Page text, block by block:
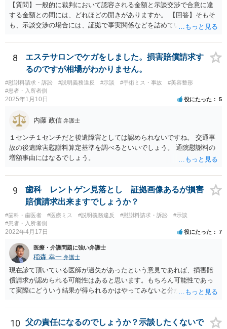
【質問】一般的に裁判において認容される金額と示談交渉で合意に達
する金額との間には、どれほどの開きがありますか。 【回答】そもそ
も、示談交渉の場合には、証拠で事実関係などを詰めていないことが
程度にはなると思います。
8
エステサロンでケガをしました。損害賠償請求す
るのですが相場がわかりません。
#慰謝料請求・訴訟 #説明義務違反 #示談 #手術ミス・事故
#美容整形
#患者・入所者側
2025年1月10日 役にたった 5
内藤 政信 弁護士
１センチ１センチだと後遺障害としては認められないですね。 交通事
故の後遺障害慰謝料算定基準を調べるといいでしょう。 通院慰謝料の
増額事由にはなるでしょう。
9
歯科 レントゲン見落とし 証拠画像あるが損害
賠償請求出来ますでしょうか？
#歯科・歯医者 #医療ミス #説明義務違反 #慰謝料請求・訴訟
#示談
#患者・入所者側
2022年4月17日 役にたった 7
医療・介護問題に強い弁護士
稲森 幸一 弁護士
現在診て頂いている医師が過失があったという意見であれば、損害賠
償請求が認められる可能性はあると思います。もちろん可能性であっ
て実際にどういう結果が得られるかはやってみないと分かりません
療費や精神的苦痛を受けた分の慰謝料や仕事に影響があれば休業損害
などが考えられます。 頑張ってください。
10
父の責任になるのでしょうか？示談したくないで